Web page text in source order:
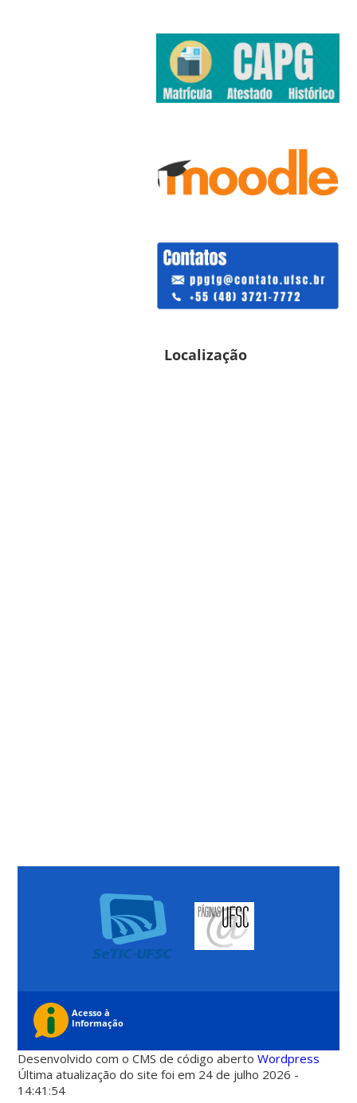
Localização
Desenvolvido com o CMS de código abertoWordpress
Última atualização do site foi em 24 de julho 2026 -
14:41:54